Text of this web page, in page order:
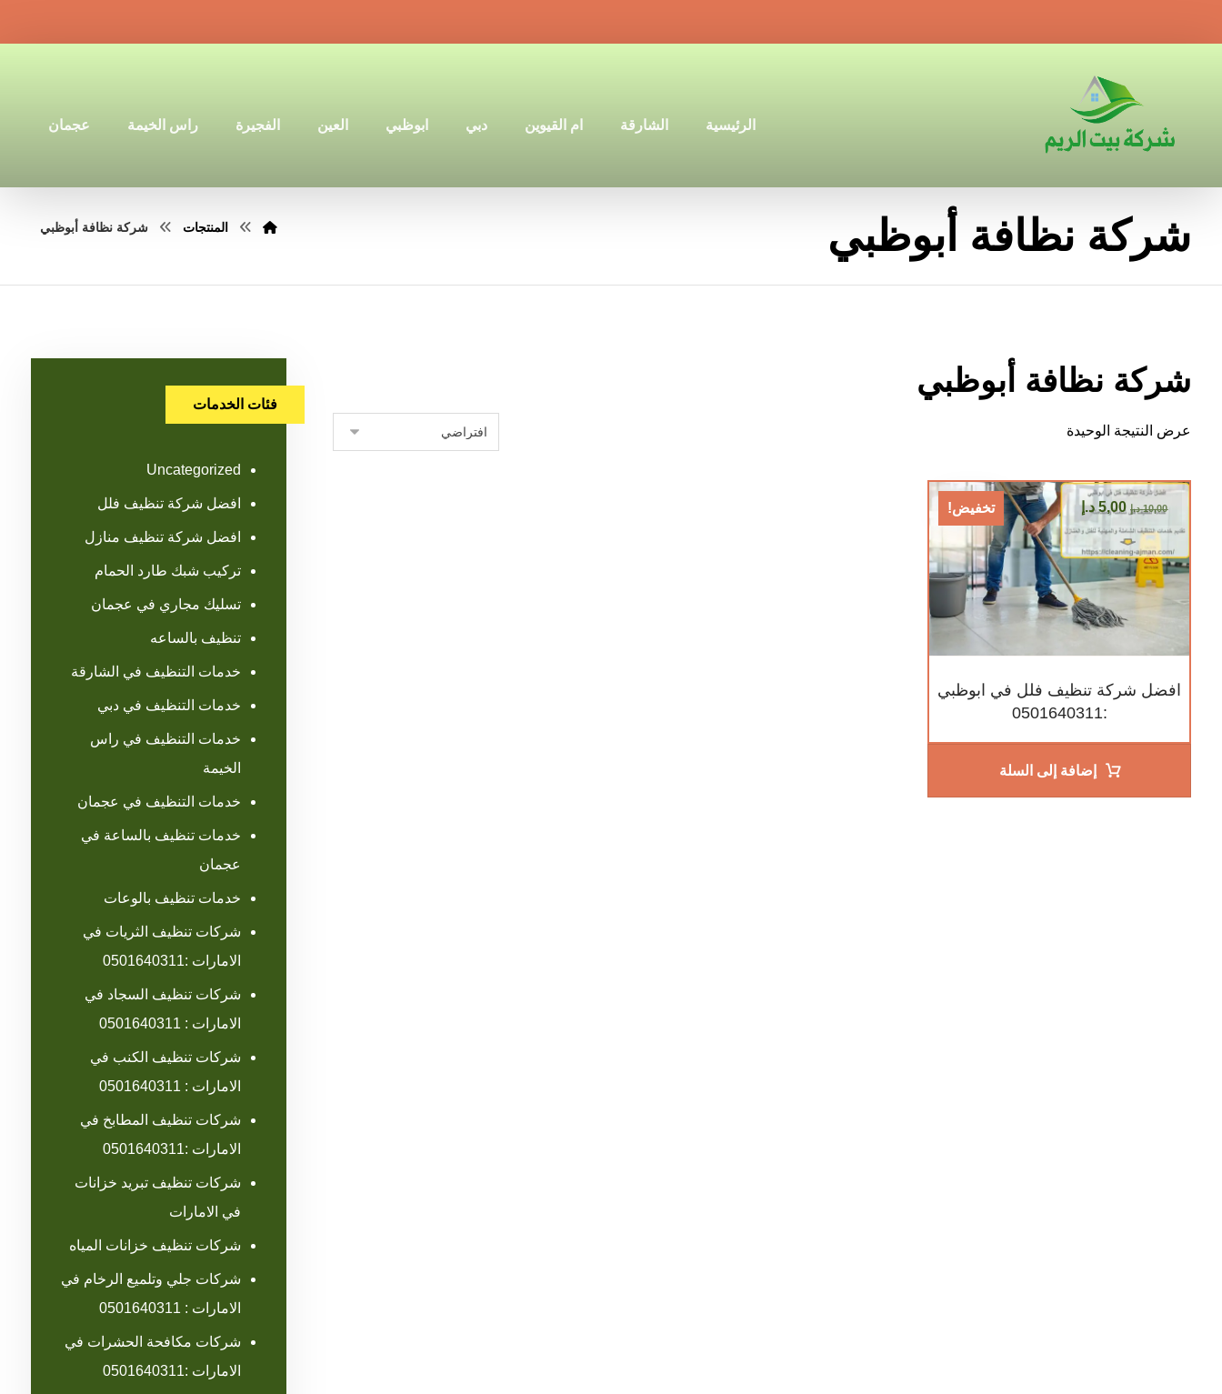
الرئيسية الشارقة ام القيوين دبي ابوظبي العين الفجيرة راس الخيمة عجمان
شركة نظافة أبوظبي المنتجات شركة نظافة أبوظبي
شركة نظافة أبوظبي
عرض النتيجة الوحيدة
تخفيض!
افضل شركة تنظيف فلل في ابوظبي
:0501640311
10,00 د.إ 5,00 د.إ
إضافة إلى السلة
فئات الخدمات
Uncategorized
افضل شركة تنظيف فلل
افضل شركة تنظيف منازل
تركيب شبك طارد الحمام
تسليك مجاري في عجمان
تنظيف بالساعه
خدمات التنظيف في الشارقة
خدمات التنظيف في دبي
خدمات التنظيف في راس
الخيمة
خدمات التنظيف في عجمان
خدمات تنظيف بالساعة في
عجمان
خدمات تنظيف بالوعات
شركات تنظيف الثريات في
الامارات :0501640311
شركات تنظيف السجاد في
الامارات : 0501640311
شركات تنظيف الكنب في
الامارات : 0501640311
شركات تنظيف المطابخ في
الامارات :0501640311
شركات تنظيف تبريد خزانات
في الامارات
شركات تنظيف خزانات المياه
شركات جلي وتلميع الرخام في
الامارات : 0501640311
شركات مكافحة الحشرات في
الامارات :0501640311